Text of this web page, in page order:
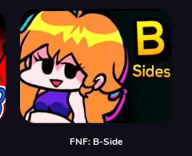
FNF: B-Side